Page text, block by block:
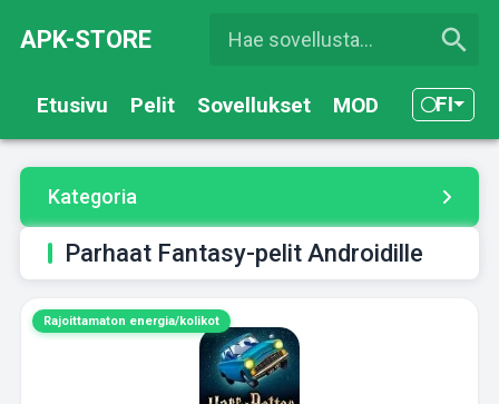
APK-STORE
Etusivu Pelit Sovellukset MOD FI
Kategoria
Parhaat Fantasy-pelit Androidille
Rajoittamaton energia/kolikot